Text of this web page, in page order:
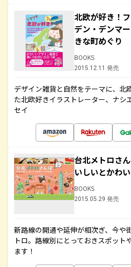
北欧が好き！
デン・デンマ
きな町めぐり
BOOKS
2015.12.11 発売
デザイン雑貨と自然をテーマに、北
た北欧好きイラストレーター、ナシ
セイ
台北メトロさ
いしいとかわ
BOOKS
2015.05.29 発売
新路線の開通や延伸が相次ぎ、今や
トロ。路線別にとっておきスポット
ます！